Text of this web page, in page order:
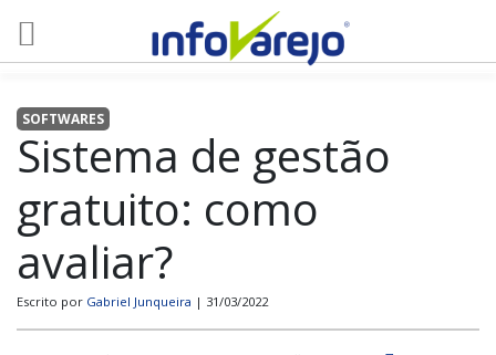
SOFTWARES
Sistema de gestão
gratuito: como
avaliar?
Escrito por Gabriel Junqueira | 31/03/2022